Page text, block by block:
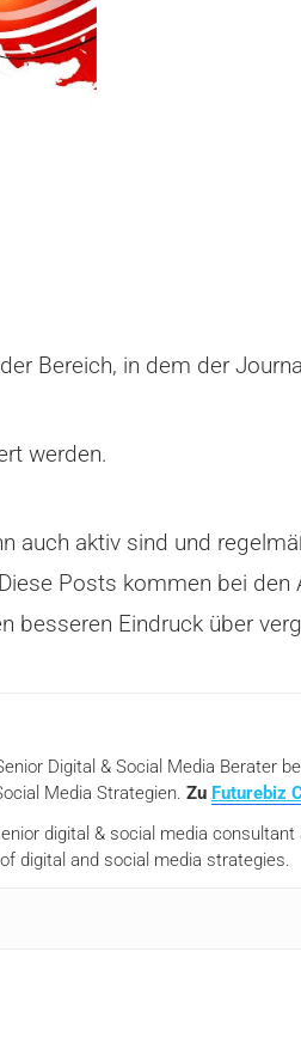
Bereich, in dem der
werden.
auch aktiv sind und
Posts kommen bei
Eindruck über
Digital & Social Media Berater
Media Strategien. Zu Futurebiz
digital & social media
digital and social media strategies.